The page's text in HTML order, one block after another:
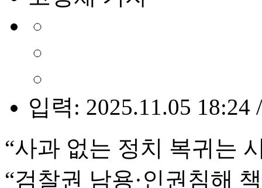
입력: 2025.11.05 18:24
“사과 없는 정치 복귀는
“검찰권 남용·인권침해